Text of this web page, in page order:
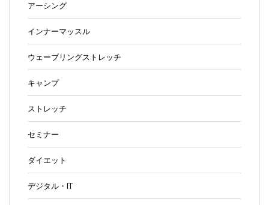
アーシング
インナーマッスル
ウェーブリングストレッチ
キャンプ
ストレッチ
セミナー
ダイエット
デジタル・IT